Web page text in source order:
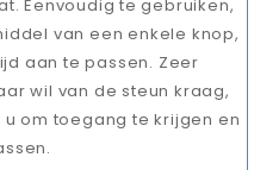
Eenvoudig te gebruiken,
van een enkele knop,
aan te passen. Zeer
wil van de steun kraag,
om toegang te krijgen en